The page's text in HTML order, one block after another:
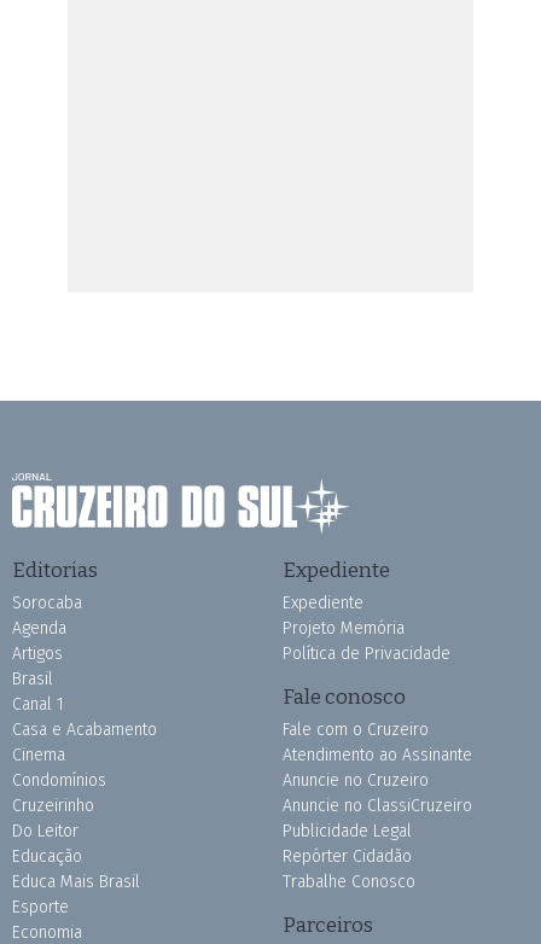
Editorias
Sorocaba
Agenda
Artigos
Brasil
Canal 1
Casa e Acabamento
Cinema
Condomínios
Cruzeirinho
Do Leitor
Educação
Educa Mais Brasil
Esporte
Economia
Expediente
Expediente
Projeto Memória
Política de Privacidade
Fale conosco
Fale com o Cruzeiro
Atendimento ao Assinante
Anuncie no Cruzeiro
Anuncie no ClassiCruzeiro
Publicidade Legal
Repórter Cidadão
Trabalhe Conosco
Parceiros